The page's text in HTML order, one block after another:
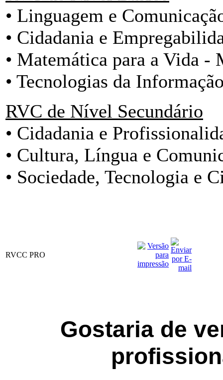
• Linguagem e
• Cidadania e
• Matemática para a Vida -
• Tecnologias da
RVC de Nível Secundário
• Cidadania e
• Cultura, Língua e
• Sociedade, Tecnologia e
RVCC PRO
Gostaria de